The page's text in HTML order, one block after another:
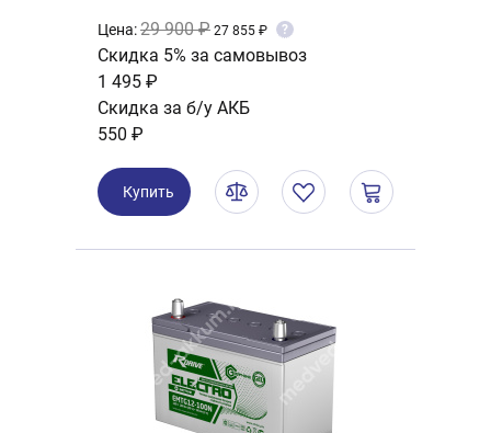
Цена:29 900 ₽ 27 855 ₽ ?
Скидка 5% за самовывоз
1 495 ₽
Скидка за б/у АКБ
550 ₽
Купить